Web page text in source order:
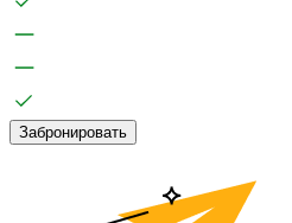
Забронировать